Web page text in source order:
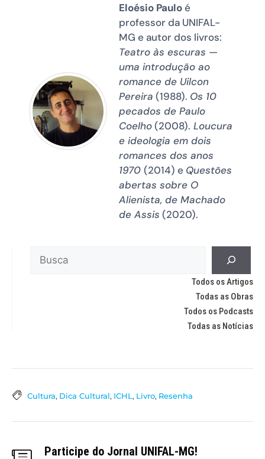
Eloésio Paulo é
professor da UNIFAL-
MG e autor dos livros:
Teatro às escuras —
uma introdução ao
romance de Uilcon
Pereira (1988). Os 10
pecados de Paulo
Coelho(2008). Loucura
e ideologia em dois
romances dos anos
1970 (2014) e Questões
abertas sobre O
Alienista, de Machado
de Assis (2020).
Todos os Artigos
Todas as Obras
Todos os Podcasts
Todas as Notícias
Cultura, Dica Cultural, ICHL, Livro, Resenha
Participe do Jornal UNIFAL-MG!